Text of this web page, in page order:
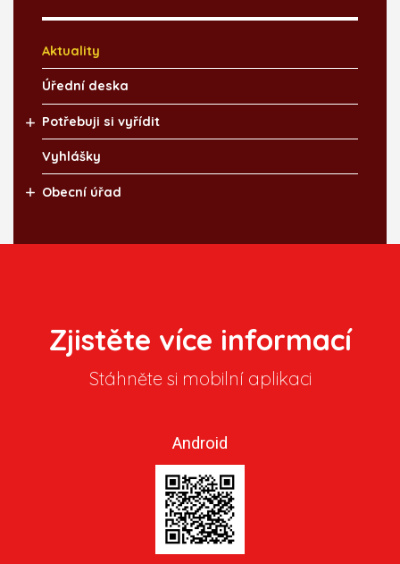
Aktuality
Úřední deska
Potřebuji si vyřídit
Vyhlášky
Obecní úřad
Zjistěte více informací
Stáhněte si mobilní aplikaci
Android